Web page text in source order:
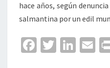
hace años, según
salmantina por un edil
Fa T
Li
E